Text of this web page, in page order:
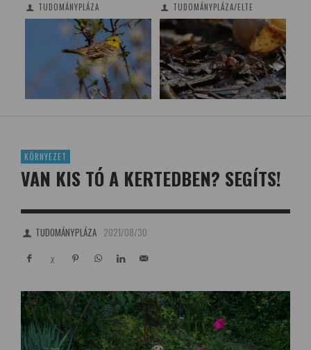
TUDOMÁNYPLÁZA TUDOMÁNYPLÁZA/ELTE
KÖRNYEZET
VAN KIS TÓ A KERTEDBEN? SEGÍTS!
TUDOMÁNYPLÁZA 2021/08/30